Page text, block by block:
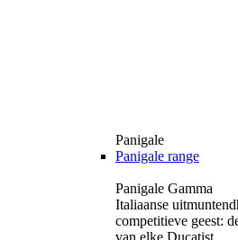
Panigale
Panigale range
Panigale Gamma
Italiaanse
competitieve geest:
van elke Ducatist.